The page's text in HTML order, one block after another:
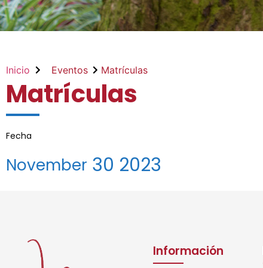
Inicio Eventos Matrículas
Matrículas
Fecha
November 30 2023
Información